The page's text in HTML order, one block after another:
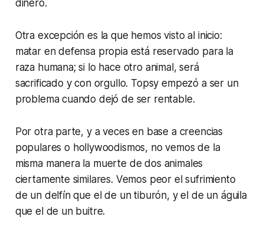
dinero.
Otra excepción es la que hemos visto al inicio:
matar en defensa propia está reservado para la
raza humana; si lo hace otro animal, será
sacrificado y con orgullo. Topsy empezó a ser un
problema cuando dejó de ser rentable.
Por otra parte, y a veces en base a creencias
populares o hollywoodismos, no vemos de la
misma manera la muerte de dos animales
ciertamente similares. Vemos peor el sufrimiento
de un delfín que el de un tiburón, y el de un águila
que el de un buitre.